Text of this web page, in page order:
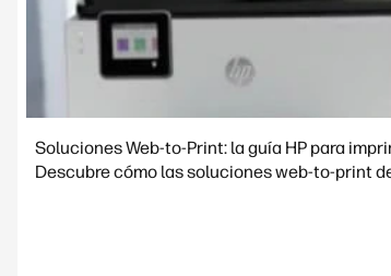
Soluciones Web-to-Print: la guía HP para
Descubre cómo las soluciones web-to-print